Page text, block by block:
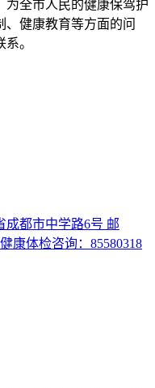
为全市人民的健康保驾护
健康教育等方面的问
。
成都市中学路6号 邮
康体检咨询：85580318